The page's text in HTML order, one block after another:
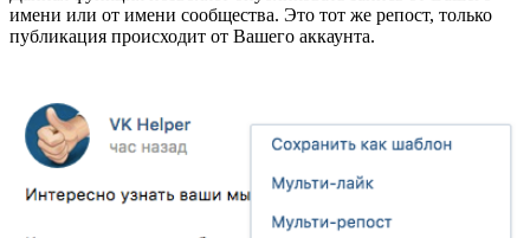
имени или от имени сообщества. Это тот же репост, только
публикация происходит от Вашего аккаунта.